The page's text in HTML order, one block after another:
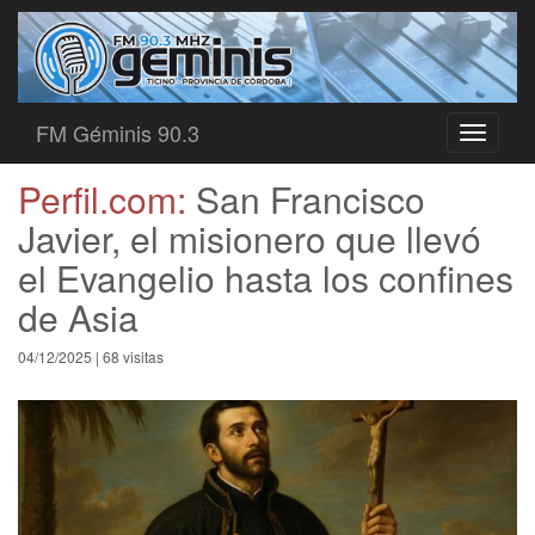
Toggle
FM Géminis 90.3
Perfil.com: San Francisco
Javier, el misionero que llevó
el Evangelio hasta los confines
de Asia
04/12/2025 | 68 visitas